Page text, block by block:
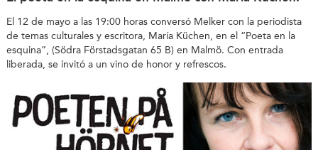
El 12 de mayo a las 19:00 horas conversó Melker con la periodista
de temas culturales y escritora, María Küchen, en el “Poeta en la
esquina”, (Södra Förstadsgatan 65 B) en Malmö. Con entrada
liberada, se invitó a un vino de honor y refrescos.